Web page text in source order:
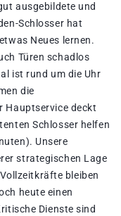
ausgebildete und
Schlosser hat
Neues lernen.
Türen schadlos
ist rund um die Uhr
die
Hauptservice deckt
Schlosser helfen
Unsere
strategischen Lage
bleiben
heute einen
Dienste sind